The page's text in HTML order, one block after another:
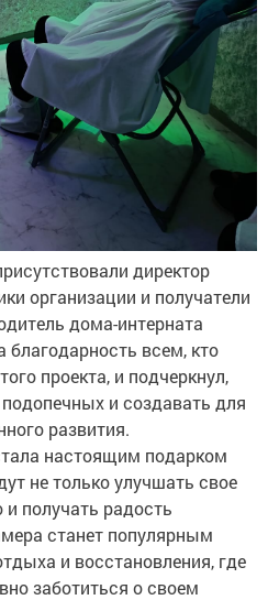
директор
организации и получатели
дома-интерната
всем, кто
проекта, и подчеркнул,
и создавать для
развития.
настоящим подарком
не только улучшать свое
и получать радость
станет популярным
и восстановления, где
заботиться о своем